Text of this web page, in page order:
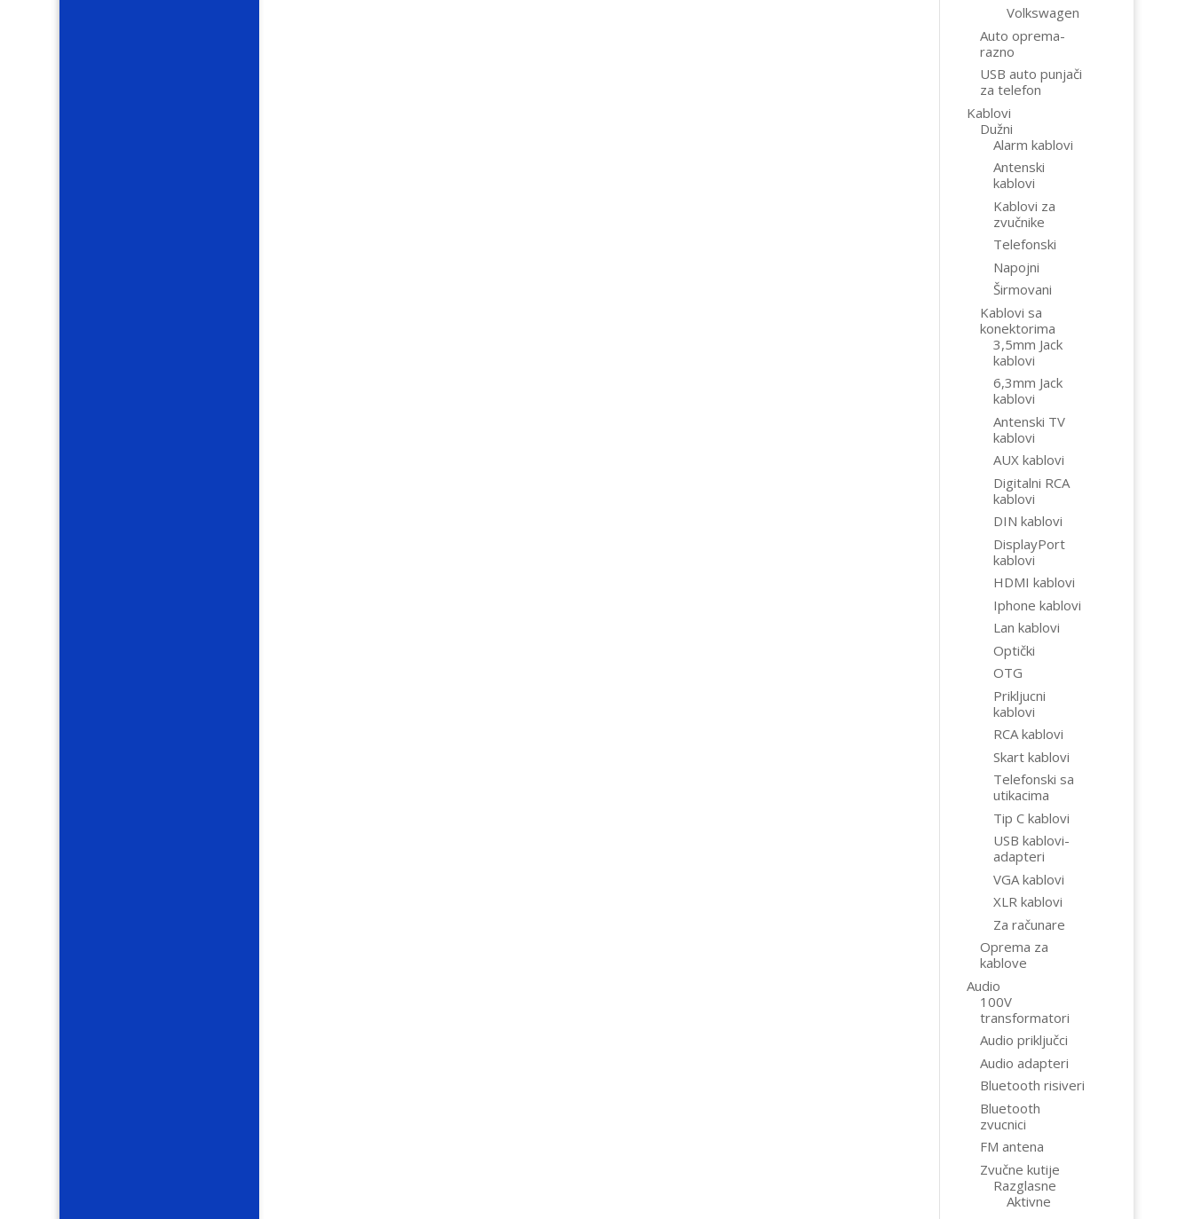
Volkswagen
Auto oprema-
razno
USB auto punjači
za telefon
Kablovi
Dužni
Alarm kablovi
Antenski
kablovi
Kablovi za
zvučnike
Telefonski
Napojni
Širmovani
Kablovi sa
konektorima
3,5mm Jack
kablovi
6,3mm Jack
kablovi
Antenski TV
kablovi
AUX kablovi
Digitalni RCA
kablovi
DIN kablovi
DisplayPort
kablovi
HDMI kablovi
Iphone kablovi
Lan kablovi
Optički
OTG
Prikljucni
kablovi
RCA kablovi
Skart kablovi
Telefonski sa
utikacima
Tip C kablovi
USB kablovi-
adapteri
VGA kablovi
XLR kablovi
Za računare
Oprema za
kablove
Audio
100V
transformatori
Audio priključci
Audio adapteri
Bluetooth risiveri
Bluetooth
zvucnici
FM antena
Zvučne kutije
Razglasne
Aktivne